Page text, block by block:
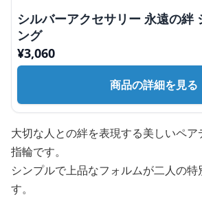
シルバーアクセサリー 永遠の絆
ング
¥3,060
商品の詳細を見る
大切な人との絆を表現する美しいペ
指輪です。
シンプルで上品なフォルムが二人の特
す。